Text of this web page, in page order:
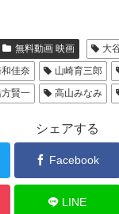
無料動画 映画 大
和佳奈 山崎育三郎
賢一 高山みなみ
シェアする
Facebook
LINE